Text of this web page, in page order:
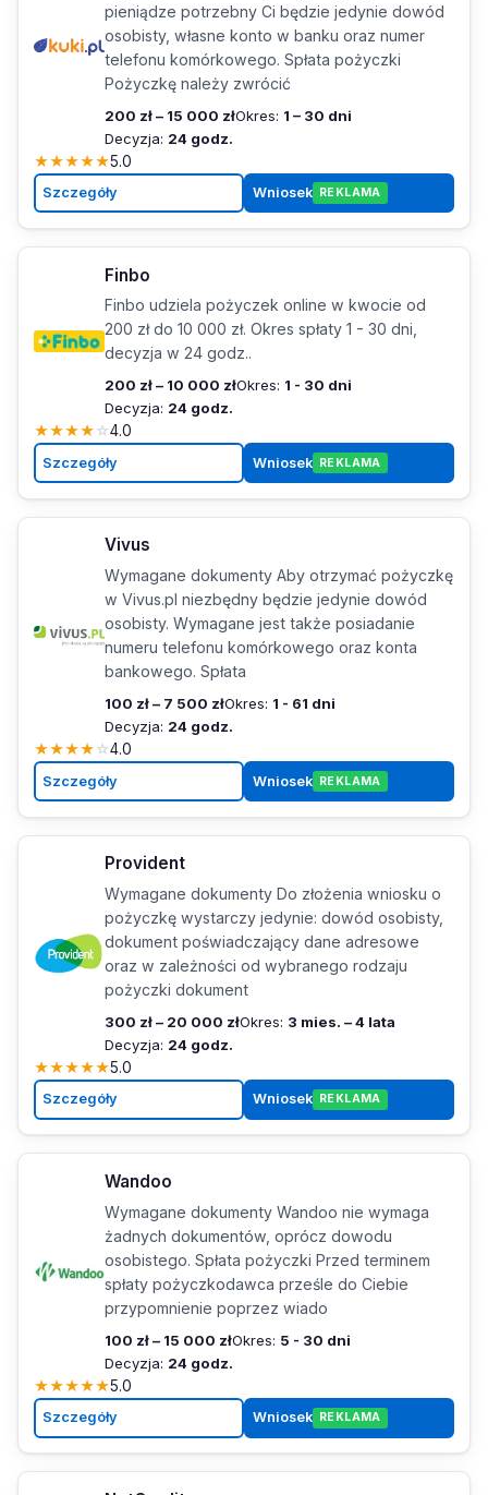
pieniądze potrzebny Ci będzie jedynie dowód
osobisty, własne konto w banku oraz numer
telefonu komórkowego. Spłata pożyczki
Pożyczkę należy zwrócić
200 zł – 15 000 złOkres: 1 – 30 dni
Decyzja: 24 godz.
★★★★★5.0
Szczegóły Wniosek REKLAMA
Finbo
Finbo udziela pożyczek online w kwocie od
200 zł do 10 000 zł. Okres spłaty 1 - 30 dni,
decyzja w 24 godz..
200 zł – 10 000 złOkres: 1 - 30 dni
Decyzja: 24 godz.
★★★★☆4.0
Szczegóły Wniosek REKLAMA
Vivus
Wymagane dokumenty Aby otrzymać pożyczkę
w Vivus.pl niezbędny będzie jedynie dowód
osobisty. Wymagane jest także posiadanie
numeru telefonu komórkowego oraz konta
bankowego. Spłata
100 zł – 7 500 złOkres: 1 - 61 dni
Decyzja: 24 godz.
★★★★☆4.0
Szczegóły Wniosek REKLAMA
Provident
Wymagane dokumenty Do złożenia wniosku o
pożyczkę wystarczy jedynie: dowód osobisty,
dokument poświadczający dane adresowe
oraz w zależności od wybranego rodzaju
pożyczki dokument
300 zł – 20 000 złOkres: 3 mies. – 4 lata
Decyzja: 24 godz.
★★★★★5.0
Szczegóły Wniosek REKLAMA
Wandoo
Wymagane dokumenty Wandoo nie wymaga
żadnych dokumentów, oprócz dowodu
osobistego. Spłata pożyczki Przed terminem
spłaty pożyczkodawca prześle do Ciebie
przypomnienie poprzez wiado
100 zł – 15 000 złOkres: 5 - 30 dni
Decyzja: 24 godz.
★★★★★5.0
Szczegóły Wniosek REKLAMA